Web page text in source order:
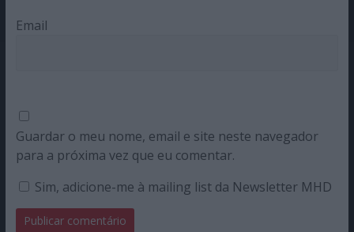
Email
Guardar o meu nome, email e site neste navegador
para a próxima vez que eu comentar.
Sim, adicione-me à mailing list da Newsletter MHD